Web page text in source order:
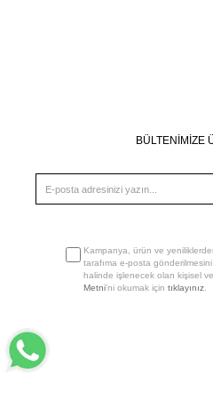
BÜLTENİMİZE
Kampanya, ürün ve
tarafıma e-posta
halinde işlenecek olan kişisel
Metni’ni okumak için tıklayınız.